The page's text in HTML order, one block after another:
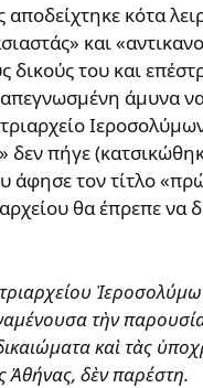
κότα
και
δικούς του και
άμυνα
πήγε
άφησε τον τίτλο
θα έπρεπε να
τὴν
καὶ τὰς
Ἀθήνας, δὲν παρέστη.